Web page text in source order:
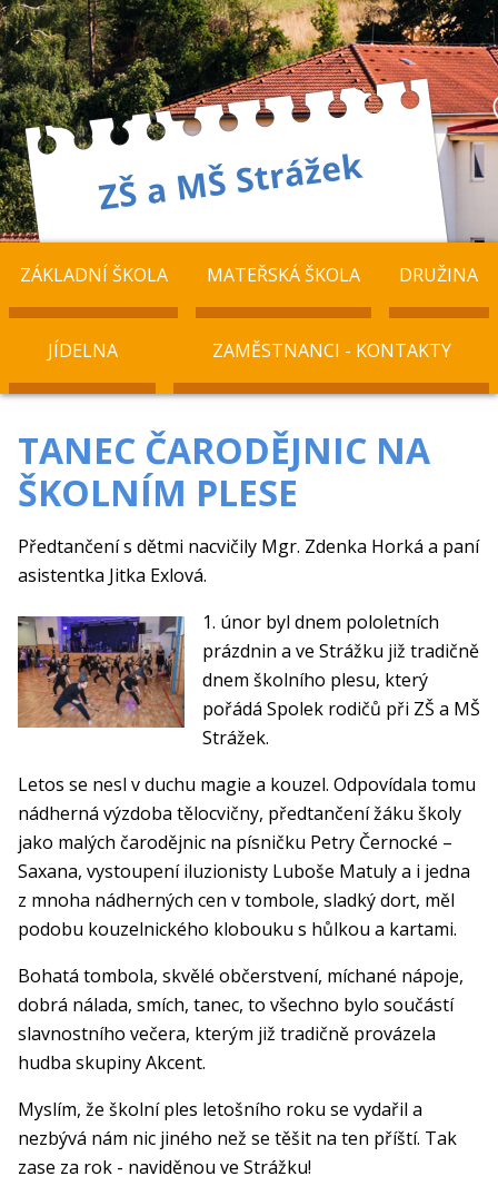
ZÁKLADNÍ ŠKOLA MATEŘSKÁ ŠKOLA DRUŽINA
JÍDELNA ZAMĚSTNANCI - KONTAKTY
TANEC ČARODĚJNIC NA
ŠKOLNÍM PLESE
Předtančení s dětmi nacvičily Mgr. Zdenka Horká a paní
asistentka Jitka Exlová.
1. únor byl dnem pololetních
prázdnin a ve Strážku již tradičně
dnem školního plesu, který
pořádá Spolek rodičů při ZŠ a MŠ
Strážek.
Letos se nesl v duchu magie a kouzel. Odpovídala tomu
nádherná výzdoba tělocvičny, předtančení žáku školy
jako malých čarodějnic na písničku Petry Černocké –
Saxana, vystoupení iluzionisty Luboše Matuly a i jedna
z mnoha nádherných cen v tombole, sladký dort, měl
podobu kouzelnického klobouku s hůlkou a kartami.
Bohatá tombola, skvělé občerstvení, míchané nápoje,
dobrá nálada, smích, tanec, to všechno bylo součástí
slavnostního večera, kterým již tradičně provázela
hudba skupiny Akcent.
Myslím, že školní ples letošního roku se vydařil a
nezbývá nám nic jiného než se těšit na ten příští. Tak
zase za rok - naviděnou ve Strážku!